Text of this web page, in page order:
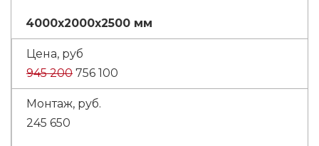
4000x2000x2500 мм
945 200 756 100
245 650